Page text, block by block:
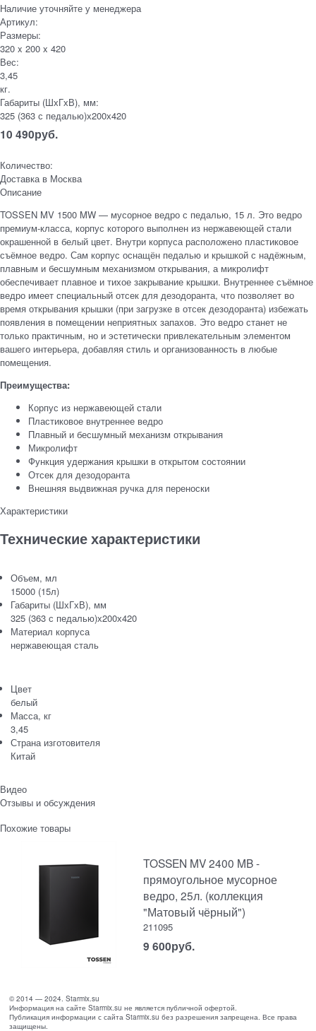
Наличие уточняйте у менеджера
Артикул:
Размеры:
320 x 200 x 420
Вес:
3,45
кг.
Габариты (ШхГхВ), мм:
325 (363 с педалью)х200х420
10 490руб.
Количество:
Доставка в Москва
Описание
TOSSEN MV 1500 MW — мусорное ведро с педалью, 15 л. Это ведро
премиум‑класса, корпус которого выполнен из нержавеющей стали
окрашенной в белый цвет. Внутри корпуса расположено пластиковое
съёмное ведро. Сам корпус оснащён педалью и крышкой с надёжным,
плавным и бесшумным механизмом открывания, а микролифт
обеспечивает плавное и тихое закрывание крышки. Внутреннее съёмное
ведро имеет специальный отсек для дезодоранта, что позволяет во
время открывания крышки (при загрузке в отсек дезодоранта) избежать
появления в помещении неприятных запахов. Это ведро станет не
только практичным, но и эстетически привлекательным элементом
вашего интерьера, добавляя стиль и организованность в любые
помещения.
Преимущества:
Корпус из нержавеющей стали
Пластиковое внутреннее ведро
Плавный и бесшумный механизм открывания
Микролифт
Функция удержания крышки в открытом состоянии
Отсек для дезодоранта
Внешняя выдвижная ручка для переноски
Характеристики
Технические характеристики
Объем, мл
15000 (15л)
Габариты (ШхГхВ), мм
325 (363 с педалью)х200х420
Материал корпуса
нержавеющая сталь
Цвет
белый
Масса, кг
3,45
Страна изготовителя
Китай
Видео
Отзывы и обсуждения
Похожие товары
TOSSEN MV 2400 MB -
прямоугольное мусорное
ведро, 25л. (коллекция
"Матовый чёрный")
211095
9 600руб.
© 2014 — 2024. Starmix.su
Информация на сайте Starmix.su не является публичной офертой.
Публикация информации с сайта Starmix.su без разрешения запрещена. Все права
защищены.